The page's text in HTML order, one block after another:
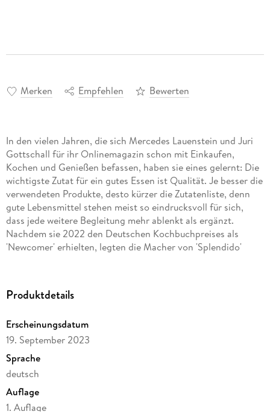
Merken Empfehlen Bewerten
In den vielen Jahren, die sich Mercedes Lauenstein und Juri
Gottschall für ihr Onlinemagazin schon mit Einkaufen,
Kochen und Genießen befassen, haben sie eines gelernt: Die
wichtigste Zutat für ein gutes Essen ist Qualität. Je besser die
verwendeten Produkte, desto kürzer die Zutatenliste, denn
gute Lebensmittel stehen meist so eindrucksvoll für sich,
dass jede weitere Begleitung mehr ablenkt als ergänzt.
Nachdem sie 2022 den Deutschen Kochbuchpreises als
'Newcomer' erhielten, legten die Macher von 'Splendido'
beantworten Mercedes Lauenstein und Juri Gottschall die
erkennt und verarbeitet man sie? Sie legen den Fokus auf den
Aspekt der Warenkunde italienischer Erzeugnisse: Ob
Gemüse, Kräuter, Käse oder Fette, die italienische Küche ist
und bleibt die Meisterin der Produktqualität, der Biodiversität
und der maximalen Einfachheit bei maximaler Kreativität. Sie
funktioniert dort am besten, wo das kompromisslos
hochwertige Grundprodukt der eigentliche Star sein darf. Zu
Produktdetails
Erscheinungsdatum
19. September 2023
Sprache
deutsch
Auflage
1. Auflage